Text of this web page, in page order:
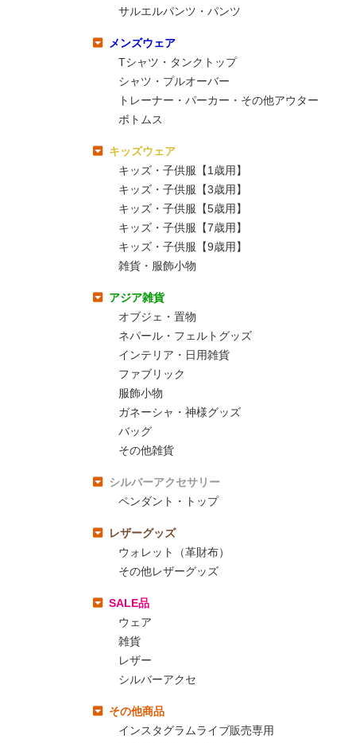
サルエルパンツ・パンツ
メンズウェア
Tシャツ・タンクトップ
シャツ・プルオーバー
トレーナー・パーカー・その他アウター
ボトムス
キッズウェア
キッズ・子供服【1歳用】
キッズ・子供服【3歳用】
キッズ・子供服【5歳用】
キッズ・子供服【7歳用】
キッズ・子供服【9歳用】
雑貨・服飾小物
アジア雑貨
オブジェ・置物
ネパール・フェルトグッズ
インテリア・日用雑貨
ファブリック
服飾小物
ガネーシャ・神様グッズ
バッグ
その他雑貨
シルバーアクセサリー
ペンダント・トップ
レザーグッズ
ウォレット（革財布）
その他レザーグッズ
SALE品
ウェア
雑貨
レザー
シルバーアクセ
その他商品
インスタグラムライブ販売専用